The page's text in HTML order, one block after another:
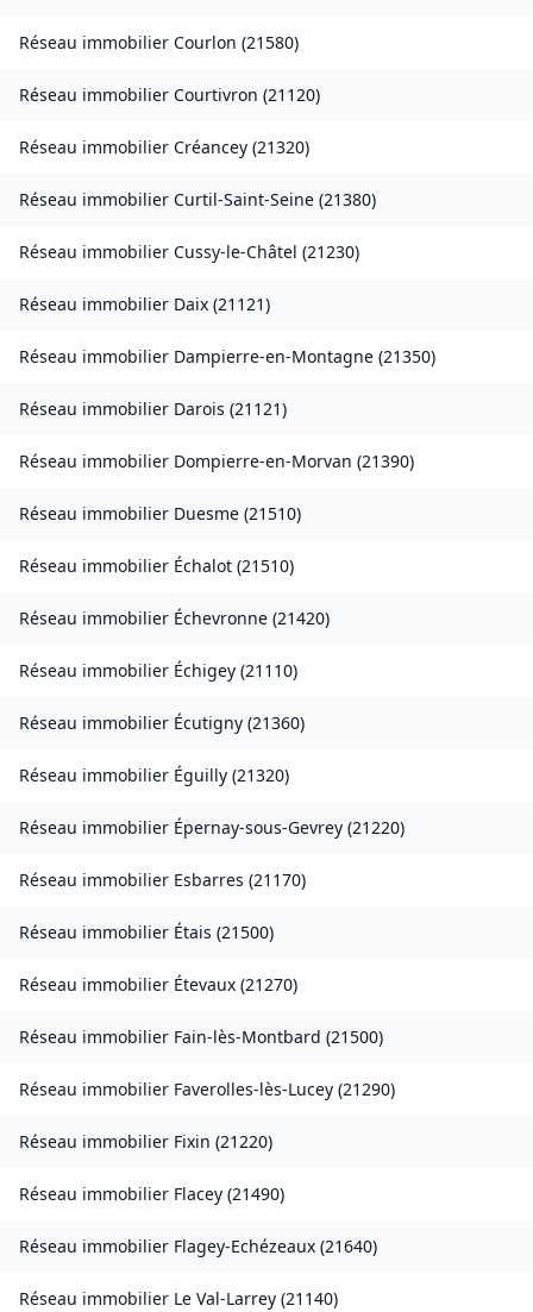
Réseau immobilier Courlon (21580)
Réseau immobilier Courtivron (21120)
Réseau immobilier Créancey (21320)
Réseau immobilier Curtil-Saint-Seine (21380)
Réseau immobilier Cussy-le-Châtel (21230)
Réseau immobilier Daix (21121)
Réseau immobilier Dampierre-en-Montagne (21350)
Réseau immobilier Darois (21121)
Réseau immobilier Dompierre-en-Morvan (21390)
Réseau immobilier Duesme (21510)
Réseau immobilier Échalot (21510)
Réseau immobilier Échevronne (21420)
Réseau immobilier Échigey (21110)
Réseau immobilier Écutigny (21360)
Réseau immobilier Éguilly (21320)
Réseau immobilier Épernay-sous-Gevrey (21220)
Réseau immobilier Esbarres (21170)
Réseau immobilier Étais (21500)
Réseau immobilier Étevaux (21270)
Réseau immobilier Fain-lès-Montbard (21500)
Réseau immobilier Faverolles-lès-Lucey (21290)
Réseau immobilier Fixin (21220)
Réseau immobilier Flacey (21490)
Réseau immobilier Flagey-Echézeaux (21640)
Réseau immobilier Le Val-Larrey (21140)